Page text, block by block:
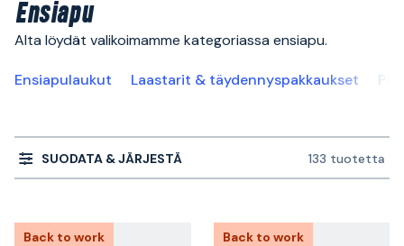
Ensiapu
Alta löydät valikoimamme kategoriassa ensiapu.
Ensiapulaukut Laastarit & täydennyspakkaukset
SUODATA & JÄRJESTÄ 133 tuotetta
Back to work
Back to work